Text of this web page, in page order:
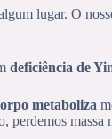
lugar. O
deficiência de
metaboliza
perdemos massa